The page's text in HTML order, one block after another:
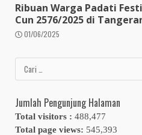
Ribuan Warga Padati
Cun 2576/2025 di
01/06/2025
Cari
untuk:
Jumlah Pengunjung Halaman
Total visitors : 488,477
Total page views: 545,393